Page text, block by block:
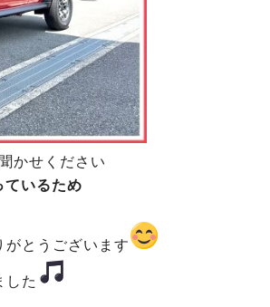
かせください
ているため
がとうございます
した